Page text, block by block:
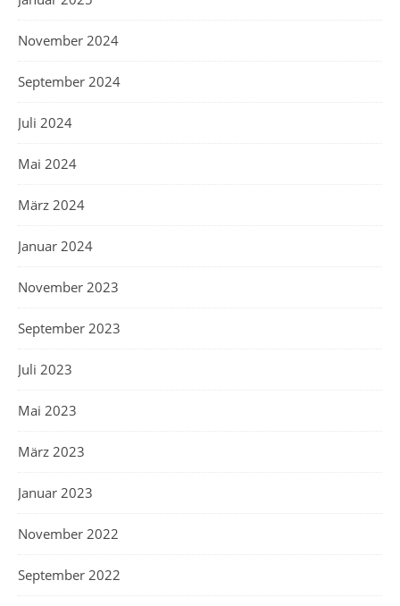
November 2024
September 2024
Juli 2024
Mai 2024
März 2024
Januar 2024
November 2023
September 2023
Juli 2023
Mai 2023
März 2023
Januar 2023
November 2022
September 2022